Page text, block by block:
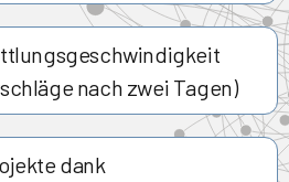
nach zwei Tagen)
dank